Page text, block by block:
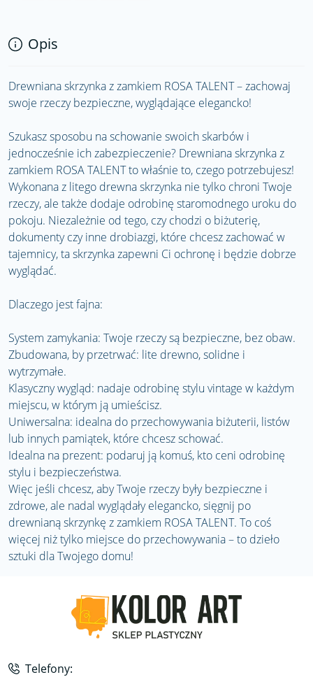
Opis
Drewniana skrzynka z zamkiem ROSA TALENT – zachowaj
swoje rzeczy bezpieczne, wyglądające elegancko!
Szukasz sposobu na schowanie swoich skarbów i
jednocześnie ich zabezpieczenie? Drewniana skrzynka z
zamkiem ROSA TALENT to właśnie to, czego potrzebujesz!
Wykonana z litego drewna skrzynka nie tylko chroni Twoje
rzeczy, ale także dodaje odrobinę staromodnego uroku do
pokoju. Niezależnie od tego, czy chodzi o biżuterię,
dokumenty czy inne drobiazgi, które chcesz zachować w
tajemnicy, ta skrzynka zapewni Ci ochronę i będzie dobrze
wyglądać.
Dlaczego jest fajna:
System zamykania: Twoje rzeczy są bezpieczne, bez obaw.
Zbudowana, by przetrwać: lite drewno, solidne i
wytrzymałe.
Klasyczny wygląd: nadaje odrobinę stylu vintage w każdym
miejscu, w którym ją umieścisz.
Uniwersalna: idealna do przechowywania biżuterii, listów
lub innych pamiątek, które chcesz schować.
Idealna na prezent: podaruj ją komuś, kto ceni odrobinę
stylu i bezpieczeństwa.
Więc jeśli chcesz, aby Twoje rzeczy były bezpieczne i
zdrowe, ale nadal wyglądały elegancko, sięgnij po
drewnianą skrzynkę z zamkiem ROSA TALENT. To coś
więcej niż tylko miejsce do przechowywania – to dzieło
sztuki dla Twojego domu!
Telefony: